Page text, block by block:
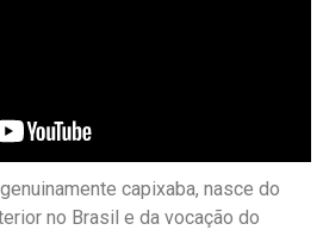
capixaba, nasce do
no Brasil e da vocação do